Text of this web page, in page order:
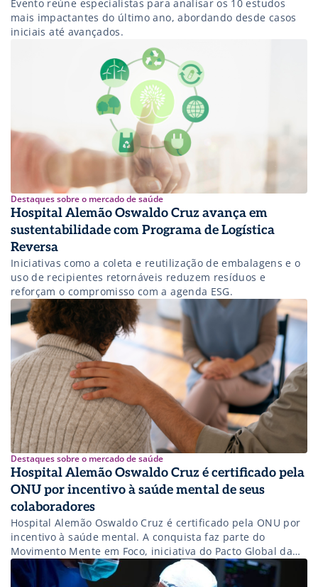
Evento reúne especialistas para analisar os 10 estudos
mais impactantes do último ano, abordando desde casos
iniciais até avançados.
Destaques sobre o mercado de saúde
Hospital Alemão Oswaldo Cruz avança em
sustentabilidade com Programa de Logística
Reversa
Iniciativas como a coleta e reutilização de embalagens e o
uso de recipientes retornáveis reduzem resíduos e
reforçam o compromisso com a agenda ESG.
Destaques sobre o mercado de saúde
Hospital Alemão Oswaldo Cruz é certificado pela
ONU por incentivo à saúde mental de seus
colaboradores
Hospital Alemão Oswaldo Cruz é certificado pela ONU por
incentivo à saúde mental. A conquista faz parte do
Movimento Mente em Foco, iniciativa do Pacto Global da
ONU para promoção à saúde mental de 10 milhões de
trabalhadores brasileiros. Entenda mais!